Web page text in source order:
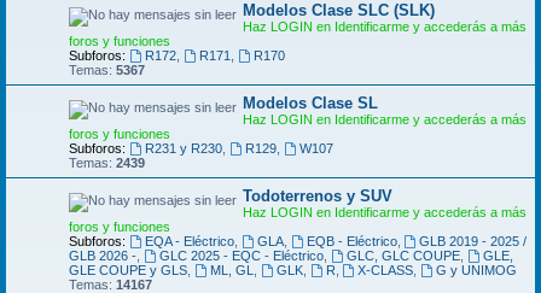
Modelos Clase SLC (SLK)
Haz LOGIN en Identificarme y accederás a más
foros y funciones
Subforos:
R172, R171
R170
Temas: 5367
Modelos Clase SL
Haz LOGIN en Identificarme y accederás a más
foros y funciones
Subforos:
R231 y R230, R129,
W107
Temas: 2439
Todoterrenos y SUV
Haz LOGIN en Identificarme y accederás a más
foros y funciones
Subforos:
EQA - Eléctrico, GLA, EQB - Eléctrico,
GLB 2019 - 2025 /
GLB 2026 -
GLC 2025 - EQC - Eléctrico, GLC, GLC COUPE,
GLE,
GLE COUPE y GLS
ML, GL GLK, R X-CLASS
G y UNIMOG
Temas: 14167